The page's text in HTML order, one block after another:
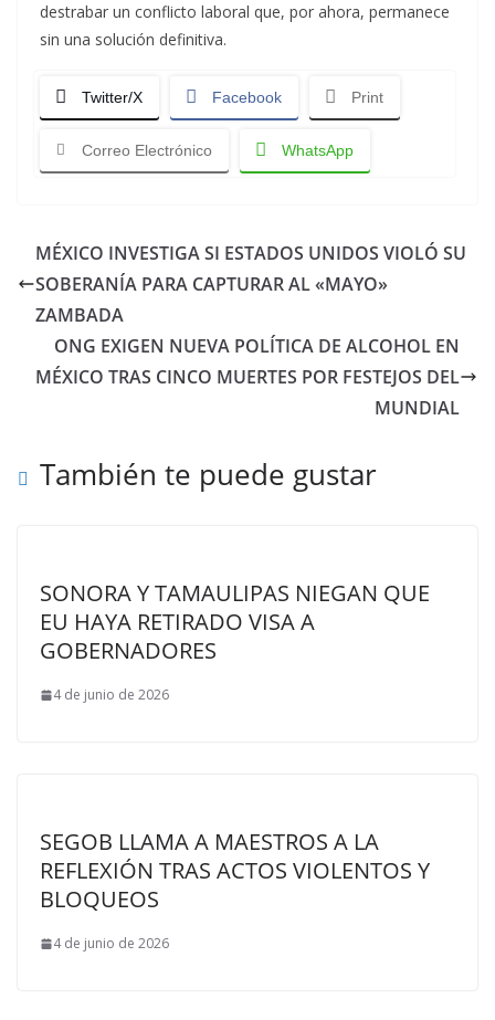
destrabar un conflicto laboral que, por ahora, permanece
sin una solución definitiva.
Twitter/X Facebook Print
Correo Electrónico WhatsApp
MÉXICO INVESTIGA SI ESTADOS UNIDOS VIOLÓ SU
SOBERANÍA PARA CAPTURAR AL «MAYO»
ZAMBADA
ONG EXIGEN NUEVA POLÍTICA DE ALCOHOL EN
MÉXICO TRAS CINCO MUERTES POR FESTEJOS DEL
MUNDIAL
También te puede gustar
SONORA Y TAMAULIPAS NIEGAN QUE
EU HAYA RETIRADO VISA A
GOBERNADORES
4 de junio de 2026
SEGOB LLAMA A MAESTROS A LA
REFLEXIÓN TRAS ACTOS VIOLENTOS Y
BLOQUEOS
4 de junio de 2026